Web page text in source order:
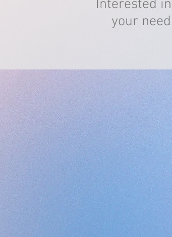
Interested
your